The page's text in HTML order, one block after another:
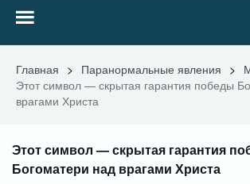
Главная > Паранормальные явления >
Этот символ — скрытая гарантия победы
врагами Христа
Этот символ — скрытая гарантия
Богоматери над врагами Христа